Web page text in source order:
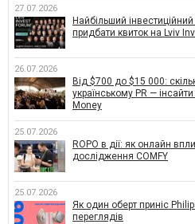
27.07.2026
Найбільший
придбати квиток на Lviv
26.07.2026
Від $700 до $15 000:
українському PR —
Money
25.07.2026
ROPO в дії: як онлайн
дослідження COMFY
25.07.2026
Як один оберт приніс
переглядів